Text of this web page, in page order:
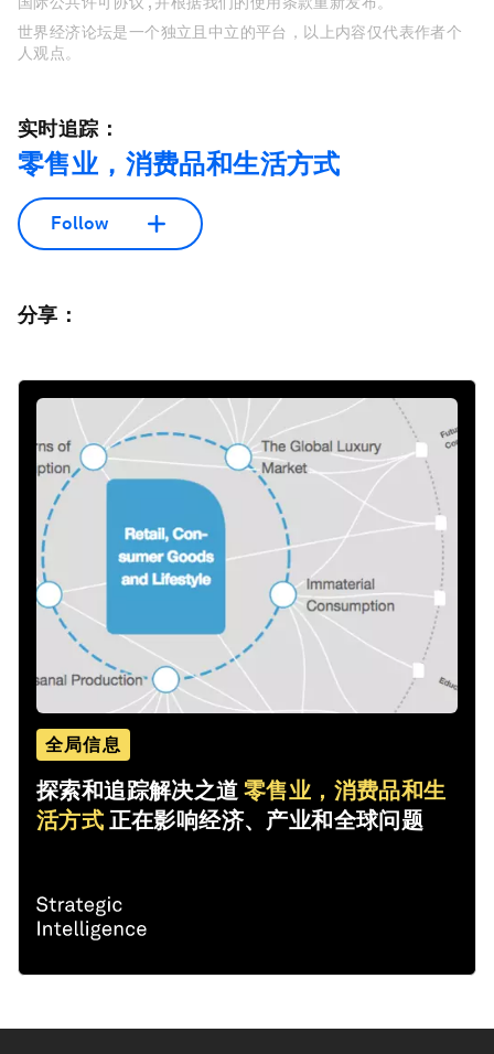
世界经济论坛是一个独立且中立的平台，以上内容仅代表作者个
人观点。
实时追踪：
零售业，消费品和生活方式
Follow
分享：
全局信息
探索和追踪解决之道零售业，消费品和生
活方式 正在影响经济、产业和全球问题